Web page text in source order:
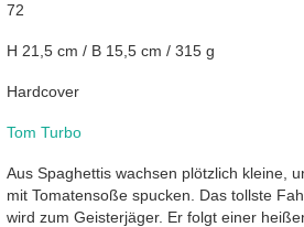
72
H 21,5 cm / B 15,5 cm / 315 g
Hardcover
Tom Turbo
Aus Spaghettis wachsen plötzlich kleine,
mit Tomatensoße spucken. Das tollste
wird zum Geisterjäger. Er folgt einer